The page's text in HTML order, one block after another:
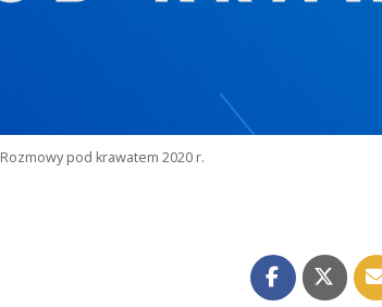
Rozmowy pod krawatem 2020 r.